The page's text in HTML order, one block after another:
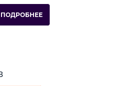
ПОДРОБНЕЕ